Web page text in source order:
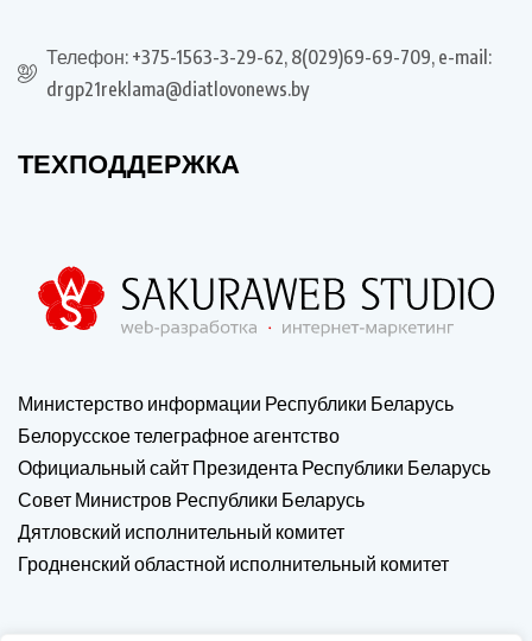
Телефон: +375-1563-3-29-62, 8(029)69-69-709, e-mail:
drgp21reklama@diatlovonews.by
ТЕХПОДДЕРЖКА
Министерство информации Республики Беларусь
Белорусское телеграфное агентство
Официальный сайт Президента Республики Беларусь
Совет Министров Республики Беларусь
Дятловский исполнительный комитет
Гродненский областной исполнительный комитет